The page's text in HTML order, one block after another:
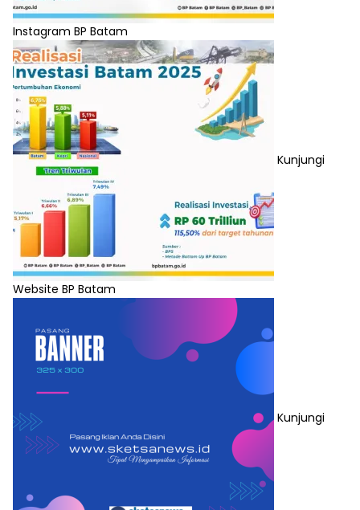
Instagram BP Batam
Kunjungi
Website BP Batam
Kunjungi